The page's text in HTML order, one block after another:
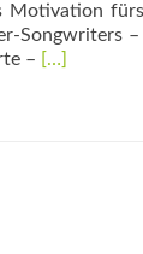
Motivation
Songwriters
– Read
[…]